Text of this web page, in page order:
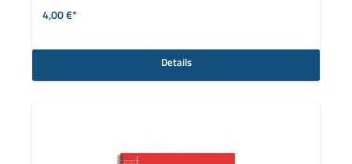
4,00 €*
Details